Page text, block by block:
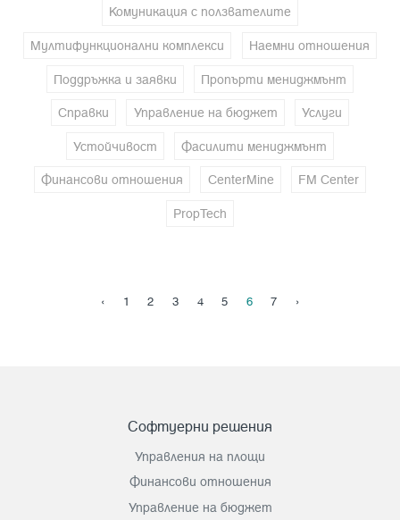
Комуникация с ползвателите
Мултифункционални комплекси Наемни отношения
Поддръжка и заявки Пропърти мениджмънт
Справки Управление на бюджет Услуги
Устойчивост Фасилити мениджмънт
Финансови отношения CenterMine FM Center
PropTech
‹ 1 2 3 4 5 6 7 ›
Софтуерни решения
Управления на площи
Финансови отношения
Управление на бюджет